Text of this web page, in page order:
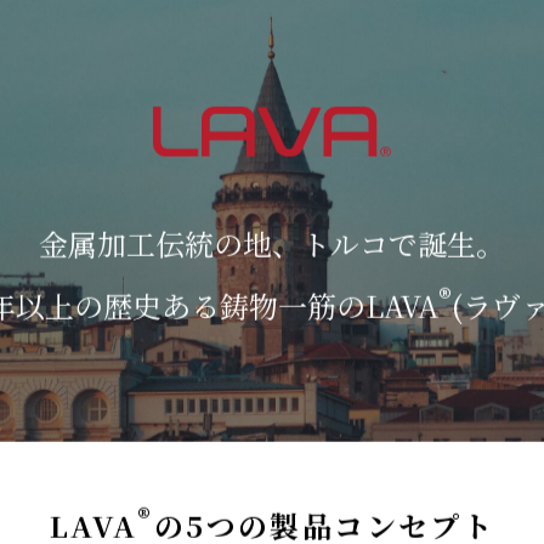
金属加工伝統の地、トルコで誕生。
以上の歴史ある鋳物一筋のLAVA®(ラヴ